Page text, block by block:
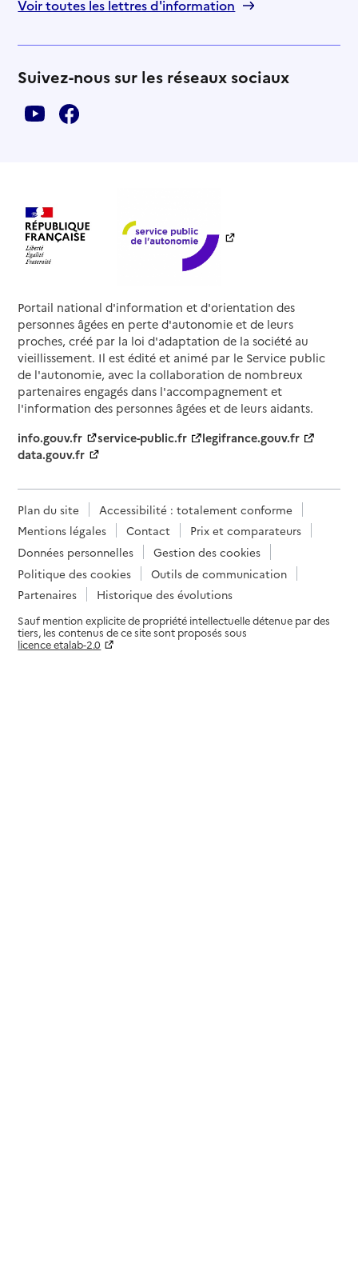
Voir toutes les lettres d'information
Suivez-nous sur les réseaux sociaux
Portail national d'information et d'orientation des
personnes âgées en perte d'autonomie et de leurs
proches, créé par la loi d'adaptation de la société au
vieillissement. Il est édité et animé par le Service public
de l'autonomie, avec la collaboration de nombreux
partenaires engagés dans l'accompagnement et
l'information des personnes âgées et de leurs aidants.
info.gouv.fr
service-public.fr
legifrance.gouv.fr
data.gouv.fr
Plan du site
Accessibilité : totalement conforme
Mentions légales
Contact
Prix et comparateurs
Données personnelles
Gestion des cookies
Politique des cookies
Outils de communication
Partenaires
Historique des évolutions
Sauf mention explicite de propriété intellectuelle détenue par des
tiers, les contenus de ce site sont proposés sous
licence etalab-2.0